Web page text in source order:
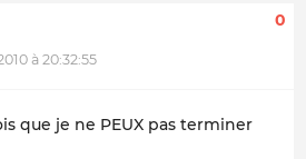
à 20:32:55
0
que je ne PEUX pas terminer